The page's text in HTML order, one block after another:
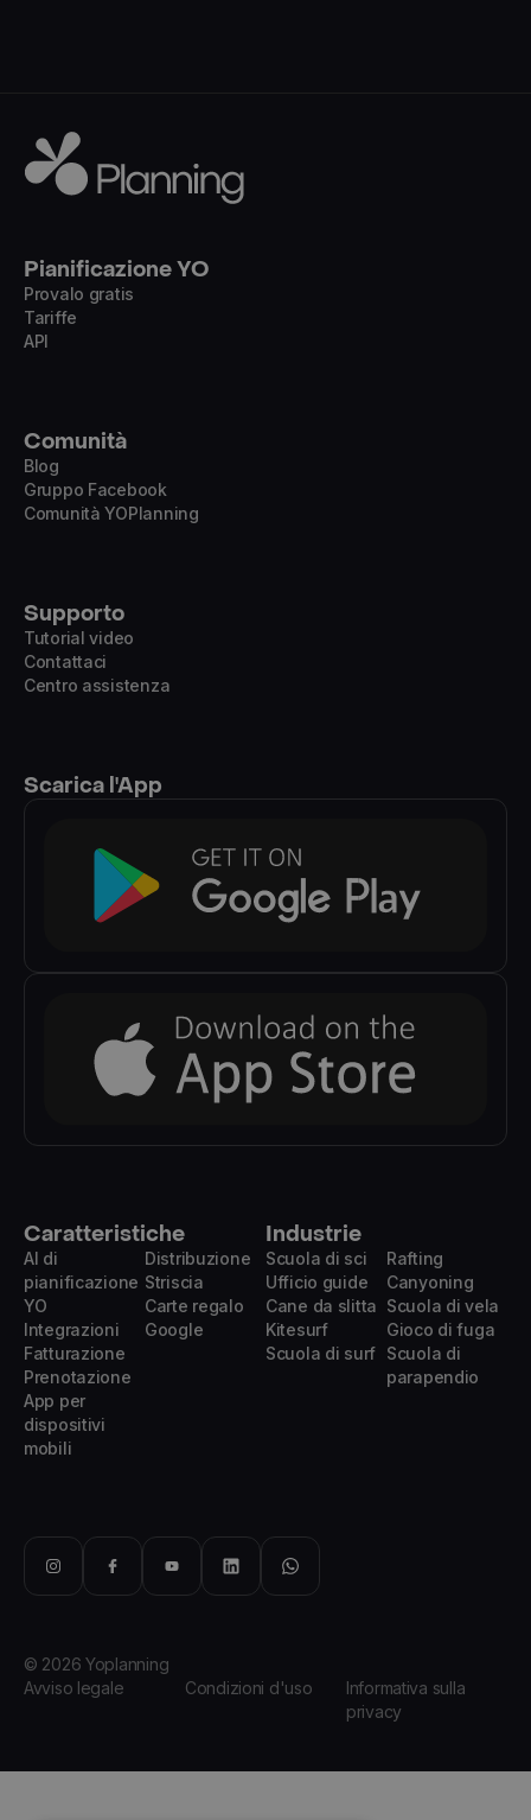
Pianificazione YO
Provalo gratis
Tariffe
API
Comunità
Blog
Gruppo Facebook
Comunità YOPlanning
Supporto
Tutorial video
Contattaci
Centro assistenza
Scarica l'App
Caratteristiche
AI di
pianificazione
YO
Integrazioni
Fatturazione
Prenotazione
App per
dispositivi
mobili
Distribuzione
Striscia
Carte regalo
Google
Industrie
Rafting
Canyoning
Scuola di vela
Gioco di fuga
Scuola di
parapendio
Scuola di sci
Ufficio guide
Cane da slitta
Kitesurf
Scuola di surf
© 2026 Yoplanning
Avviso legale
Condizioni d'uso
Informativa sulla
privacy